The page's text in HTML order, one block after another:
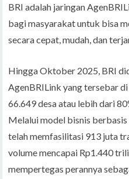
BRI adalah jaringan
bagi masyarakat untuk bisa
secara cepat, mudah, dan
Hingga Oktober 2025, BRI
AgenBRILink yang tersebar
66.649 desa atau lebih dari
Melalui model bisnis
telah memfasilitasi 913 juta
volume mencapai Rp1.440
mempertegas perannya